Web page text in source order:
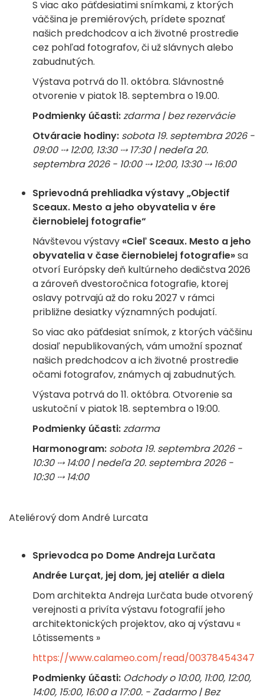
S viac ako päťdesiatimi snímkami, z ktorých
väčšina je premiérových, prídete spoznať
našich predchodcov a ich životné prostredie
cez pohľad fotografov, či už slávnych alebo
zabudnutých.
Výstava potrvá do 11. októbra. Slávnostné
otvorenie v piatok 18. septembra o 19.00.
Podmienky účasti:zdarma | bez rezervácie
Otváracie hodiny: sobota 19. septembra 2026 -
09:00 ⤏ 12:00, 13:30 ⤏ 17:30 | nedeľa 20.
septembra 2026 - 10:00 ⤏ 12:00, 13:30 ⤏ 16:00
Sprievodná prehliadka výstavy „Objectif
Sceaux. Mesto a jeho obyvatelia v ére
čiernobielej fotografie“
Návštevou výstavy «Cieľ Sceaux. Mesto a jeho
obyvatelia v čase čiernobielej fotografie»sa
otvorí Európsky deň kultúrneho dedičstva 2026
a zároveň dvestoročnica fotografie, ktorej
oslavy potrvajú až do roku 2027 v rámci
približne desiatky významných podujatí.
So viac ako päťdesiat snímok, z ktorých väčšinu
dosiaľ nepublikovaných, vám umožní spoznať
našich predchodcov a ich životné prostredie
očami fotografov, známych aj zabudnutých.
Výstava potrvá do 11. októbra. Otvorenie sa
uskutoční v piatok 18. septembra o 19:00.
Podmienky účasti:zdarma
Harmonogram: sobota 19. septembra 2026 -
10:30 ⤏ 14:00 | nedeľa 20. septembra 2026 -
10:30 ⤏ 14:00
Ateliérový dom André Lurcata
Sprievodca po Dome Andreja Lurčata
Andrée Lurçat, jej dom, jej ateliér a diela
Dom architekta Andreja Lurčata bude otvorený
verejnosti a privíta výstavu fotografií jeho
architektonických projektov, ako aj výstavu «
Lôtissements »
https://www.calameo.com/read/
Podmienky účasti: Odchody o 10:00, 11:00, 12:00,
14:00, 15:00, 16:00 a 17:00. - Zadarmo | Bez